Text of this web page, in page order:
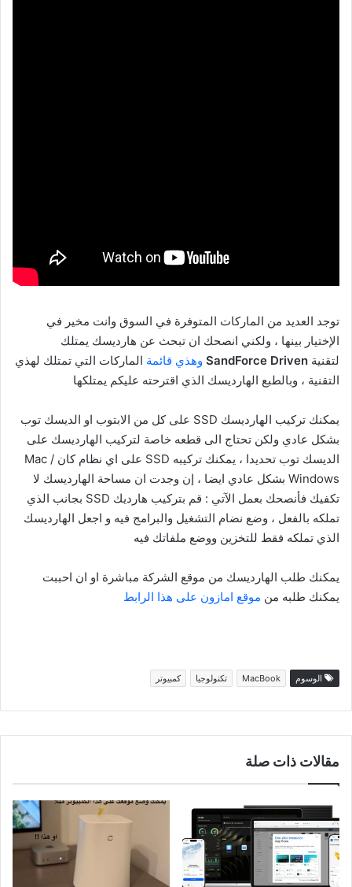
توجد العديد من الماركات المتوفرة في السوق وانت مخير في
الإختيار بينها ، ولكني انصحك ان تبحث عن هارديسك يمتلك
لتقنية SandForce Driven وهذي قائمة الماركات التي تمتلك لهذي
التقنية ، وبالطبع الهارديسك الذي اقترحته عليكم يمتلكها
يمكنك تركيب الهارديسك SSD على كل من الابتوب او الديسك توب
بشكل عادي ولكن تحتاج الى قطعه خاصة لتركيب الهارديسك على
الديسك توب تحديدا ، يمكنك تركيبه SSD على اي نظام كان Mac /
Windows بشكل عادي ايضا ، إن وجدت ان مساحة الهارديسك لا
تكفيك فأنصحك بعمل الآتي : قم بتركيب هارديك SSD بجانب الذي
تملكه بالفعل ، وضع نضام التشغيل والبرامج فيه و اجعل الهارديسك
الذي تملكه فقط للتخزين ووضع ملفاتك فيه
يمكنك طلب الهارديسك من موقع الشركة مباشرة او ان احببت
يمكنك طلبه من موقع امازون على هذا الرابط
الوسوم MacBook تكنولوجيا كمبيوتر
مقالات ذات صلة